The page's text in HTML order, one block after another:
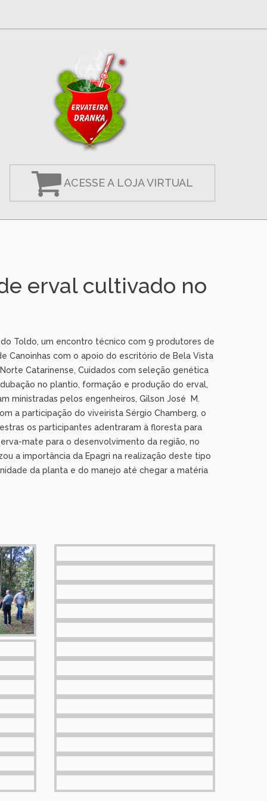
ACESSE A LOJA VIRTUAL
erval cultivado no
Toldo, um encontro técnico com 9 produtores de
Canoinhas com o apoio do escritório de Bela Vista
Catarinense, Cuidados com seleção genética
no plantio, formação e produção do erval,
ministradas pelos engenheiros, Gilson José M.
a participação do viveirista Sérgio Chamberg, o
os participantes adentraram à floresta para
mate para o desenvolvimento da região, no
a importância da Epagri na realização deste tipo
da planta e do manejo até chegar a matéria